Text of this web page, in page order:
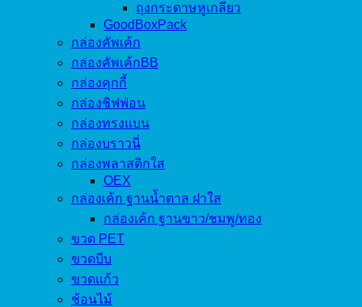
ถุงกระดาษหูเกลียว
GoodBoxPack
กล่องคัพเค้ก
กล่องคัพเค้กBB
กล่องคุกกี้
กล่องชิฟฟ่อน
กล่องทรงแบน
กล่องบราวนี่
กล่องพลาสติกใส
OEX
กล่องเค้ก ฐานน้ำตาล ฝาใส
กล่องเค้ก ฐานขาว/ชมพู/ทอง
ขวด PET
ขวดบีบ
ขวดแก้ว
ช้อนไม้